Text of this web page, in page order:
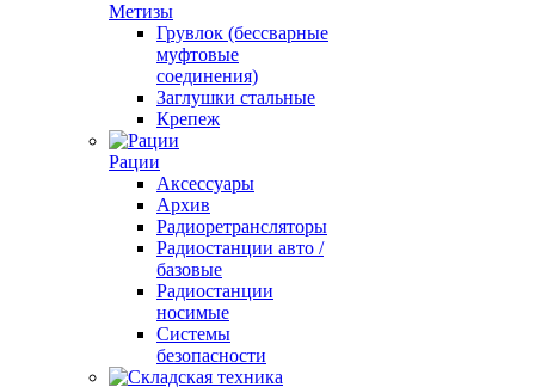
Метизы
Грувлок (бессварные
муфтовые
соединения)
Заглушки стальные
Крепеж
Рации
Аксессуары
Архив
Радиоретрансляторы
Радиостанции авто /
базовые
Радиостанции
носимые
Системы
безопасности